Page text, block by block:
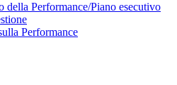
della Performance/Piano esecutivo
Performance